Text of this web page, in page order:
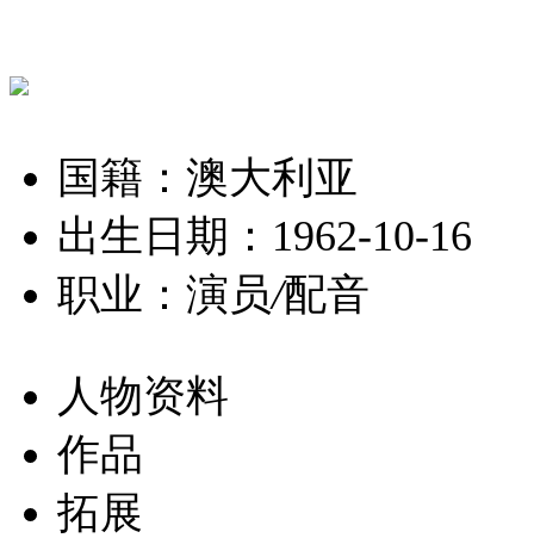
国籍：澳大利亚
出生日期：1962-10-16
职业：演员/配音
人物资料
作品
拓展